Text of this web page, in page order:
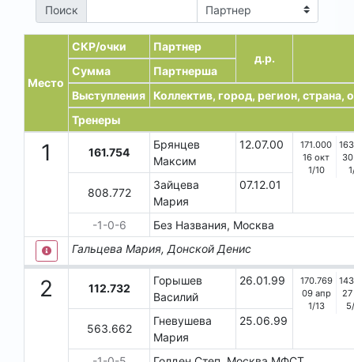
Поиск
Место
СКР/очки
Партнер
д.р.
Сумма
Партнерша
Выступления
Коллектив, город, регион, страна,
Тренеры
1 161.754
Брянцев
Максим
12.07.00
171.000
16 окт
1/10
1
808.772
Зайцева
Мария
07.12.01
-1-0-6
Без Названия, Москва
Гальцева Мария, Донской Денис
2 112.732
Горышев
Василий
26.01.99
170.769
09 апр
1/13
5
563.662
Гневушева
Мария
25.06.99